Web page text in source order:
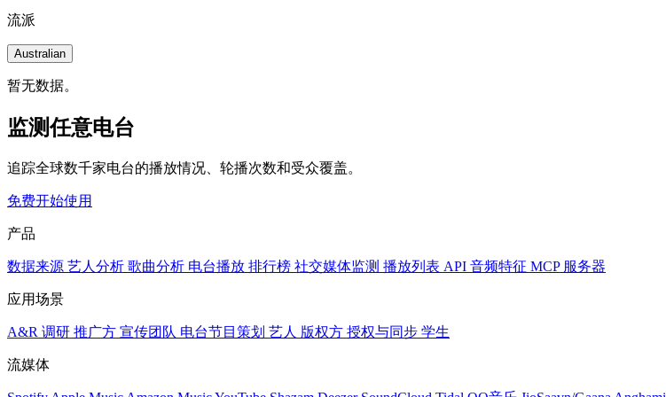
流派
Australian
暂无数据。
监测任意电台
追踪全球数千家电台的播放情况、轮播次数和受众覆盖。
免费开始使用
产品
数据来源 艺人分析 歌曲分析 电台播放 排行榜 社交媒体监测 播放列表 API 音频特征 MCP 服务器
应用场景
A&R 调研 推广方 宣传团队 电台节目策划 艺人 版权方 授权与同步 学生
流媒体